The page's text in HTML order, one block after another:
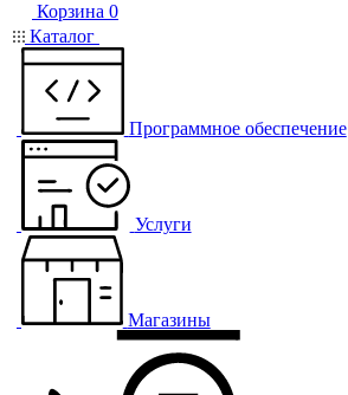
Корзина 0
Каталог
Программное обеспечение
Услуги
Магазины